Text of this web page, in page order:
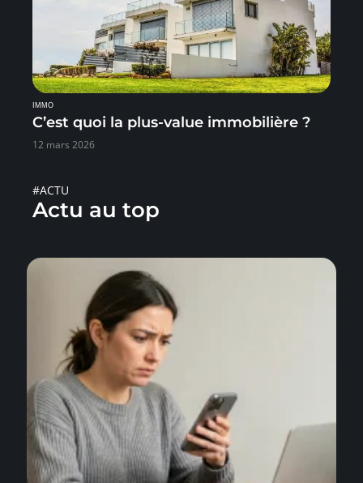
IMMO
C’est quoi la plus-value immobilière ?
12 mars 2026
#ACTU
Actu au top